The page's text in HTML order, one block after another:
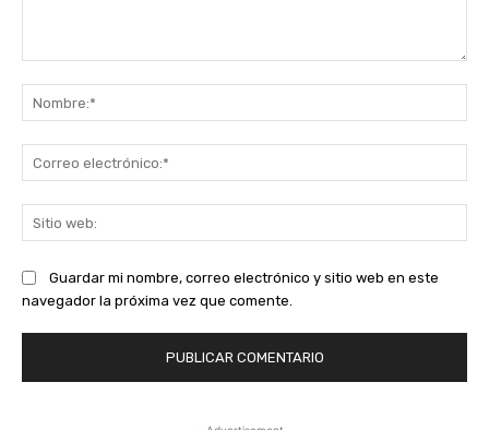
Guardar mi nombre, correo electrónico y sitio web en este
navegador la próxima vez que comente.